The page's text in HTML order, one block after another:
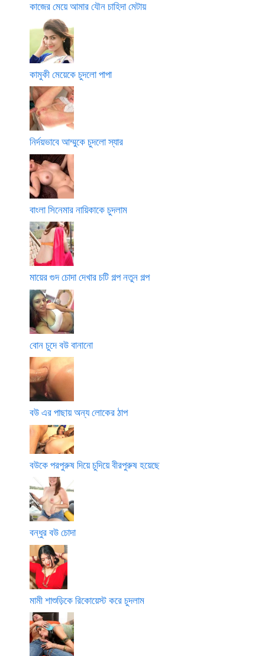
কাজের মেয়ে আমার যৌন চাহিদা মেটায়
কামুকী মেয়েকে চুদলো পাপা
নির্দয়ভাবে আম্মুকে চুদলো স্যার
বাংলা সিনেমার নায়িকাকে চুদলাম
মায়ের গুদ চোদা দেখার চটি গল্প নতুন গল্প
বোন চুদে বউ বানানো
বউ এর পাছায় অন্য লোকের ঠাপ
বউকে পরপুরুষ দিয়ে চুদিয়ে বীরপুরুষ হয়েছে
বন্ধুর বউ চোদা
মামী শাশুড়িকে রিকোয়েস্ট করে চুদলাম